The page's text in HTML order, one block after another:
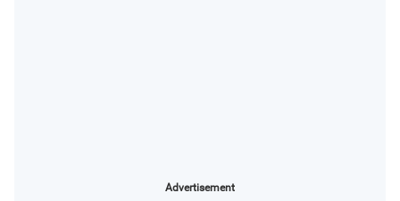
Advertisement